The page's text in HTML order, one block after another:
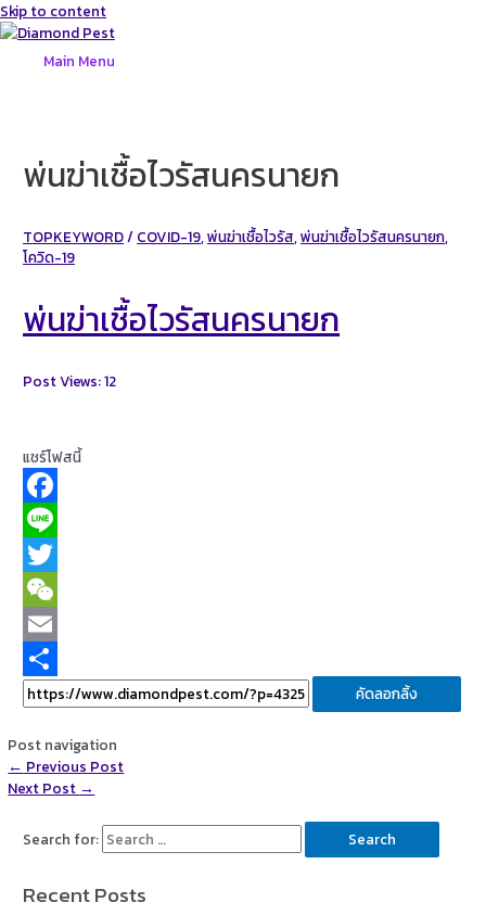
Skip to content
Main Menu
พ่นฆ่าเชื้อไวรัสนครนายก
TOPKEYWORD/ COVID-19,พ่นฆ่าเชื้อไวรัส,พ่นฆ่าเชื้อไวรัสนครนายก,
โควิด-19
พ่นฆ่าเชื้อไวรัสนครนายก
Post Views:12
แชร์โฟสนี้
Facebook
Line
Twitter
WeChat
Email
Share
คัดลอกลิ้ง
Post navigation
← Previous Post
Next Post →
Search for:
Recent Posts